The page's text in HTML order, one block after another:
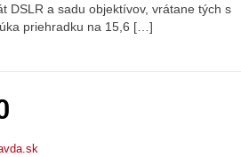
DSLR a sadu objektívov, vrátane tých s
priehradku na 15,6 […]